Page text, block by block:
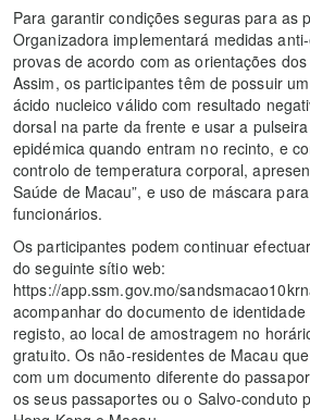
Para garantir condições seguras para as
Organizadora implementará medidas
provas de acordo com as orientações
Assim, os participantes têm de possuir
ácido nucleico válido com resultado
dorsal na parte da frente e usar a
epidémica quando entram no recinto, e
controlo de temperatura corporal,
Saúde de Macau”, e uso de máscara
funcionários.
Os participantes podem continuar
do seguinte sítio web:
https://app.ssm.gov.mo/
acompanhar do documento de
registo, ao local de amostragem no
gratuito. Os não-residentes de Macau
com um documento diferente do
os seus passaportes ou o Salvo-conduto